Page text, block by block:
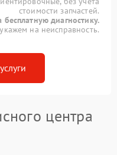
стоимости запчастей.
бесплатную диагностику.
на неисправность.
центра